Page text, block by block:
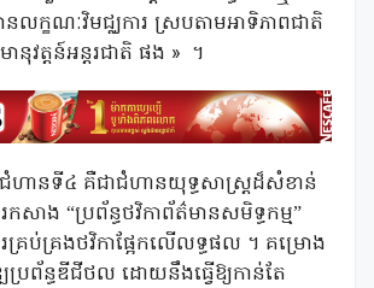
នលក្ខណៈវិមជ្ឈការ ស្របតាមអាទិភាពជាតិ
នុវត្តន៍អន្តរជាតិ ផង » ។
ហានទី៤ គឺជាជំហានយុទ្ធសាស្ត្រដ៏សំខាន់
សាង “ប្រព័ន្ធថវិកាព័ត៌មានសមិទ្ធកម្ម”
គ្រប់គ្រងថវិកាផ្អែកលើលទ្ធផល ។ គម្រោង
ប្រព័ន្ធឌីជីថល ដោយនឹងធ្វើឱ្យកាន់តែ